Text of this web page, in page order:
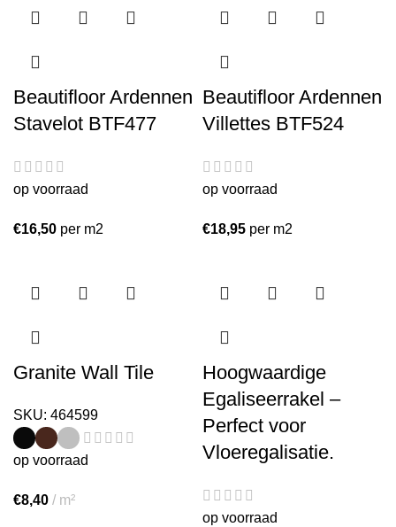
Beautifloor Ardennen
Stavelot BTF477
op voorraad
€16,50 per m2
Beautifloor Ardennen
Villettes BTF524
op voorraad
€18,95 per m2
Granite Wall Tile
SKU: 464599
op voorraad
€8,40 m²
Hoogwaardige
Egaliseerrakel –
Perfect voor
Vloeregalisatie.
op voorraad